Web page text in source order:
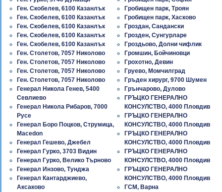
Ген. Скобелев, 6100 Казанлък
Ген. Скобелев, 6100 Казанлък
Ген. Скобелев, 6100 Казанлък
Ген. Скобелев, 6100 Казанлък
Ген. Скобелев, 6100 Казанлък
Ген. Столетов, 7057 Николово
Ген. Столетов, 7057 Николово
Ген. Столетов, 7057 Николово
Ген. Столетов, 7057 Николово
Генeрал Никола Генев, 5400
Севлиево
Генeрал Никола Рибаров, 7000
Русе
Генерал Боро Поцков, Струмица,
Macedon
Генерал Гешево, Джебел
Генерал Гурко, 3703 Видин
Генерал Гурко, Велико Търново
Генерал Инзово, Тунджа
Генерал Кантарджиево,
Аксаково
Гробищен парк, Троян
Гробищен парк, Хасково
Гроздан, Сандански
Грозден, Сунгурларе
Гроздьово, Долни чифлик
Громшин, Бойчиновци
Грохотно, Девин
Груево, Момчилград
Гръден хирург, 9700 Шумен
Грънчарово, Дулово
ГРЪЦКО ГЕНЕРАЛНО
КОНСУЛСТВО, 4000 Пловдив
ГРЪЦКО ГЕНЕРАЛНО
КОНСУЛСТВО, 4000 Пловдив
ГРЪЦКО ГЕНЕРАЛНО
КОНСУЛСТВО, 4000 Пловдив
ГРЪЦКО ГЕНЕРАЛНО
КОНСУЛСТВО, 4000 Пловдив
ГРЪЦКО ГЕНЕРАЛНО
КОНСУЛСТВО, 4000 Пловдив
ГСМ, Варна